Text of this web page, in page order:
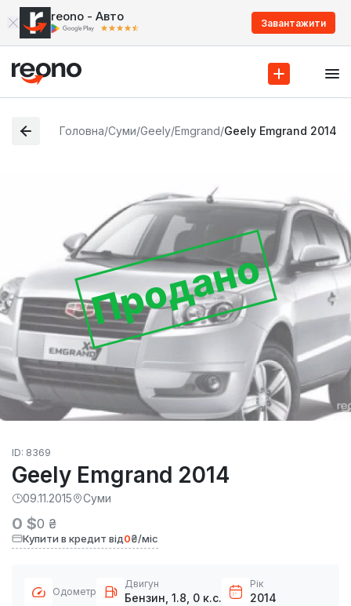
reono - Авто Завантажити
Головна/Суми/Geely/Emgrand/Geely Emgrand 2014
Продано
ID: 8369
Geely Emgrand 2014
09.11.2015 Суми
0 $0 ₴
Купити в кредит від0₴/міс
Одометр
Двигун
Бензин, 1.8, 0 к.с.
Рік
2014